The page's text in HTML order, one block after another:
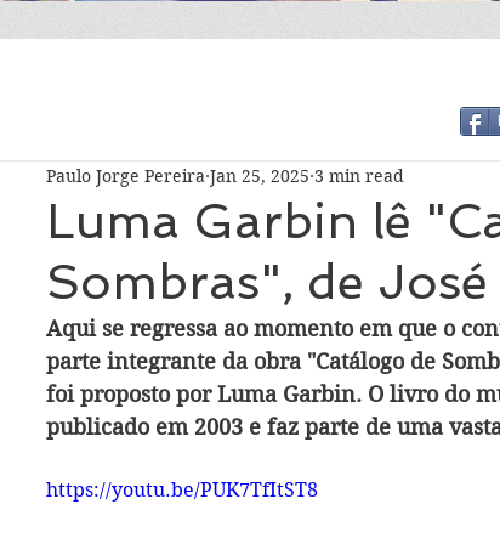
Luma Garbin lê
Sombras", de
Paulo Jorge Pereira Jan 25, 2025 3 min read
Aqui se regressa ao momento em que o
parte integrante da obra "Catálogo de
foi proposto por Luma Garbin. O livro do
publicado em 2003 e faz parte de uma
https://youtu.be/PUK7TfItST8